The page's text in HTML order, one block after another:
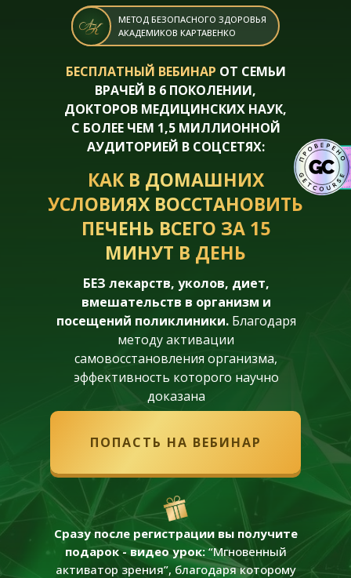
МЕТОД БЕЗОПАСНОГО ЗДОРОВЬЯ
АКАДЕМИКОВ КАРТАВЕНКО
КАК В ДОМАШНИХ
УСЛОВИЯХ ВОССТАНОВИТЬ
ПЕЧЕНЬ ВСЕГО ЗА 15
МИНУТ В ДЕНЬ
БЕЗ лекарств, уколов, диет,
вмешательств в организм и
посещений поликлиники. Благодаря
методу активации
самовосстановления организма,
эффективность которого научно
доказана
БЕСПЛАТНЫЙ ВЕБИНАР ОТ СЕМЬИ
ВРАЧЕЙ В 6 ПОКОЛЕНИИ,
ДОКТОРОВ МЕДИЦИНСКИХ НАУК,
С БОЛЕЕ ЧЕМ 1,5 МИЛЛИОННОЙ
АУДИТОРИЕЙ В СОЦСЕТЯХ:
Сразу после регистрации вы получите
подарок - видео урок: “Мгновенный
активатор зрения”, благодаря которому
ПОПАСТЬ НА ВЕБИНАР